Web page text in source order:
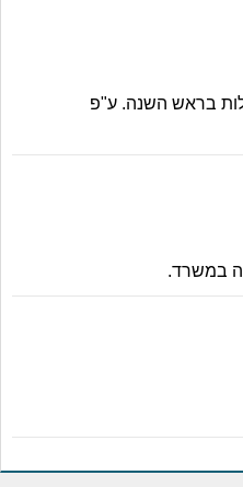
בראש השנה. ע"פ
במשרד.